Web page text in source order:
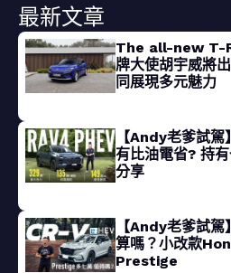
最新文章
The all-new T-
牌大使胡宇威將
同展現多元魅力
【Andy老爹試
有比油電省? 持
分享
【Andy老爹試
算嗎？小改款
Prestige